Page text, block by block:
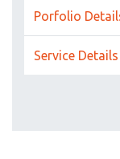
Porfolio
Service Details